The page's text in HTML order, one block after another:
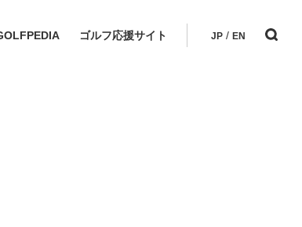
ゴルフ応援サイト JP / EN